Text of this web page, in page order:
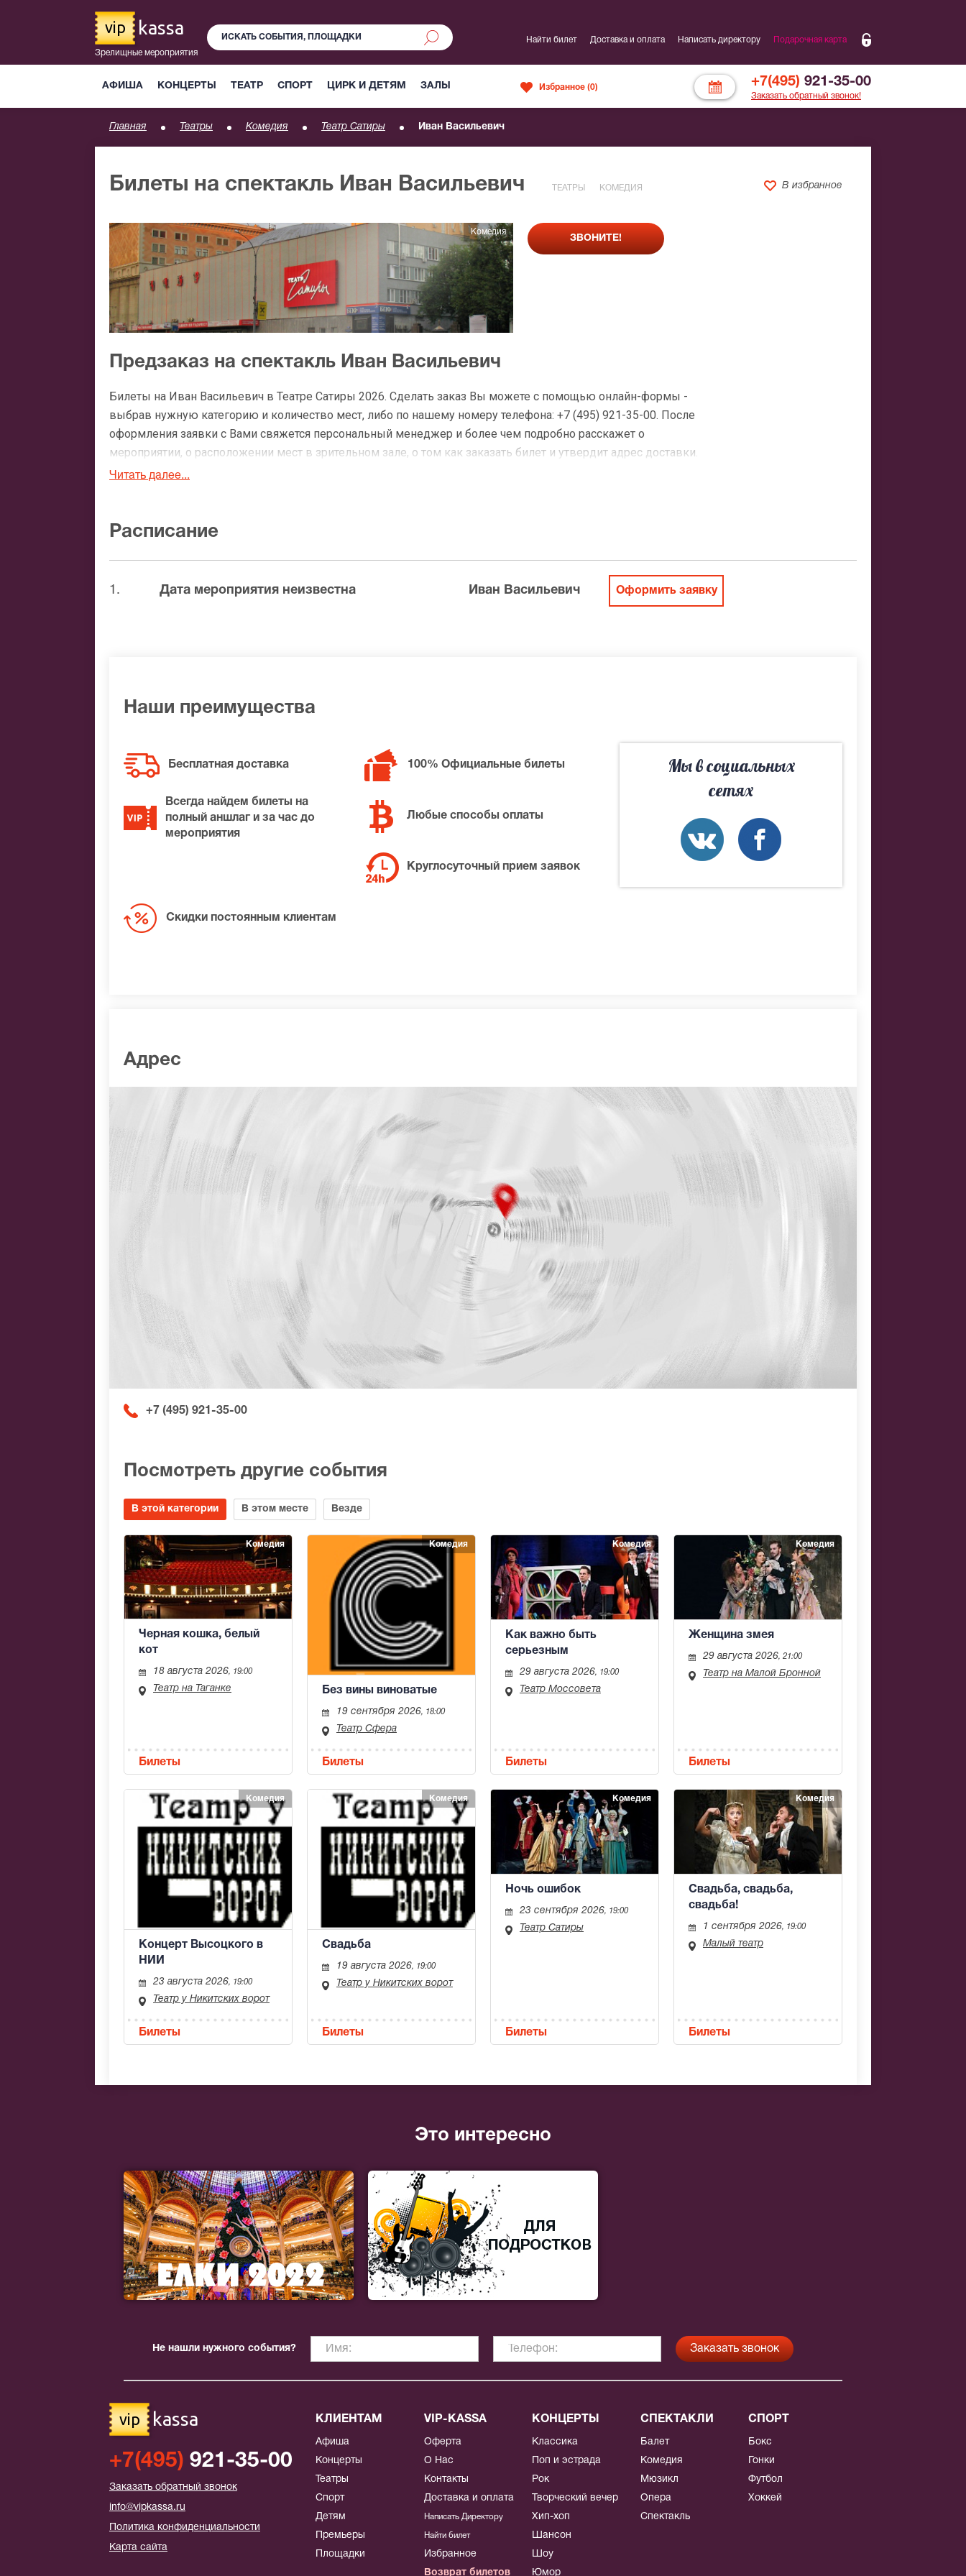
vip kassa
Зрелищные мероприятия
АФИША КОНЦЕРТЫ ТЕАТР СПОРТ ЦИРК И ДЕТЯМ ЗАЛЫ
Найти билет Доставка и оплата Написать директору Подарочная карта
+7(495) 921-35-00
Заказать обратный звонок!
Избранное (0)
Главная Театры Комедия Театр Сатиры Иван Васильевич
Билеты на спектакль Иван Васильевич ТЕАТРЫ КОМЕДИЯ В избранное
Комедия
ЗВОНИТЕ!
Предзаказ на спектакль Иван Васильевич
Билеты на Иван Васильевич в Театре Сатиры 2026. Сделать заказ Вы можете с помощью онлайн-формы -
выбрав нужную категорию и количество мест, либо по нашему номеру телефона: +7 (495) 921-35-00. После
оформления заявки с Вами свяжется персональный менеджер и более чем подробно расскажет о
мероприятии, о расположении мест в зрительном зале, о том как заказать билет и утвердит адрес доставки.
После бронирования билетов, ожидайте доставку по Москве в течение не более 2-х часов. Бесплатная
доставка билетов осуществляется в пределах МКАД возле метро или в пешей доступности. Оплатить заказ
Вы можете с помощью:
Банковской картой
BitCoin
удалось найти нужные билеты на Иван Васильевич, позвоните нам в call-центр и мы обязательно подберем
Вам лучшие места по доступной цене.
Читать далее...
Расписание
1. Дата мероприятия неизвестна Иван Васильевич Оформить заявку
Наши преимущества
Бесплатная доставка 100% Официальные билеты
Всегда найдем билеты на
полный аншлаг и за час до
мероприятия
Любые способы оплаты
Круглосуточный прием заявок
Скидки постоянным клиентам
Мы в социальных
сетях
Адрес
+7 (495) 921-35-00
Посмотреть другие события
В этой категории В этом месте Везде
Комедия
Черная кошка, белый
кот
18 августа 2026, 19:00
Театр на Таганке
Билеты
Комедия
Без вины виноватые
19 сентября 2026, 18:00
Театр Сфера
Билеты
Комедия
Как важно быть
серьезным
29 августа 2026, 19:00
Театр Моссовета
Билеты
Комедия
Женщина змея
29 августа 2026, 21:00
Театр на Малой Бронной
Билеты
Комедия
Концерт Высоцкого в
НИИ
23 августа 2026, 19:00
Театр у Никитских ворот
Билеты
Комедия
Свадьба
19 августа 2026, 19:00
Театр у Никитских ворот
Билеты
Комедия
Ночь ошибок
23 сентября 2026, 19:00
Театр Сатиры
Билеты
Комедия
Свадьба, свадьба,
свадьба!
1 сентября 2026, 19:00
Малый театр
Билеты
Это интересно
Не нашли нужного события?
vip kassa
+7(495) 921-35-00
Заказать обратный звонок
info@vipkassa.ru
Политика конфиденциальности
Карта сайта
КЛИЕНТАМ
Афиша
Концерты
Театры
Спорт
Детям
Премьеры
Площадки
VIP-KASSA
Оферта
О Нас
Контакты
Доставка и оплата
Написать Директору
Найти билет
Избранное
Возврат билетов
КОНЦЕРТЫ
Классика
Поп и эстрада
Рок
Творческий вечер
Хип-хоп
Шансон
Шоу
Юмор
СПЕКТАКЛИ
Балет
Комедия
Мюзикл
Опера
Спектакль
СПОРТ
Бокс
Гонки
Футбол
Хоккей